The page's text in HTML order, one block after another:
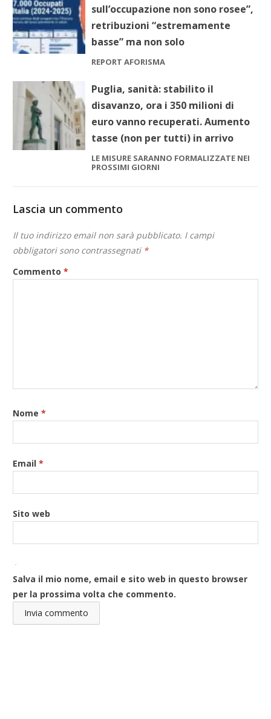
sull’occupazione non sono rosee”,
retribuzioni “estremamente
basse” ma non solo
REPORT AFORISMA
Puglia, sanità: stabilito il
disavanzo, ora i 350 milioni di
euro vanno recuperati. Aumento
tasse (non per tutti) in arrivo
LE MISURE SARANNO FORMALIZZATE NEI
PROSSIMI GIORNI
Lascia un commento
Il tuo indirizzo email non sarà pubblicato. I campi
obbligatori sono contrassegnati *
Commento*
Nome*
Email*
Sito web
Salva il mio nome, email e sito web in questo browser
per la prossima volta che commento.